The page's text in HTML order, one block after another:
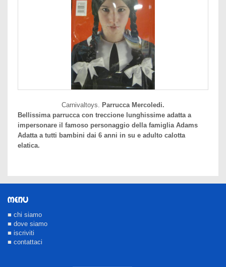
Carnivaltoys.
Parrucca Mercoledi.
Bellissima parrucca con treccione lunghissime adatta a
impersonare il famoso personaggio della famiglia Adams
Adatta a tutti bambini dai 6 anni in su e adulto calotta
elatica.
MENU
■ chi siamo
■ dove siamo
■ iscriviti
■ contattaci